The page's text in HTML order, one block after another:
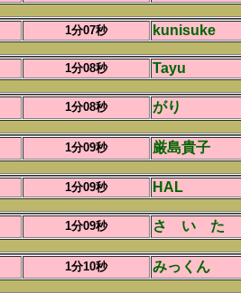
1分07秒 kunisuke
1分08秒 Tayu
1分08秒 がり
1分09秒 厳島貴子
1分09秒 HAL
1分09秒 さ い た
1分10秒 みっくん